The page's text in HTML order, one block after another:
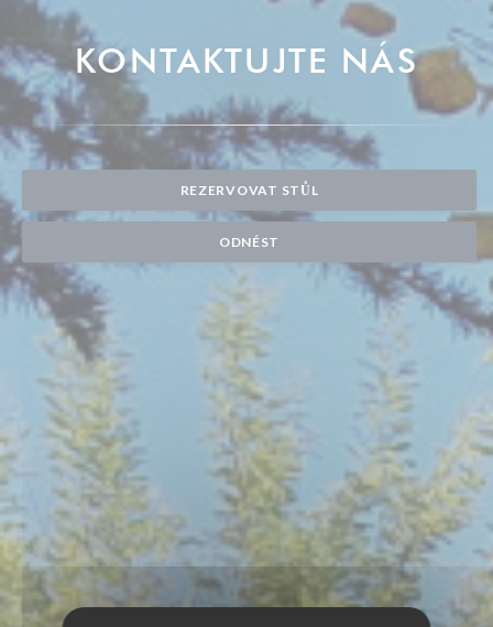
KONTAKTUJTE NÁS
REZERVOVAT STŮL
ODNÉST